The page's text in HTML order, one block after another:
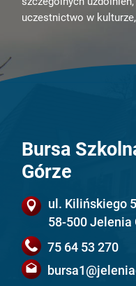
uczestnictwo w
Bursa
Górze
ul. Kilińskiego
58-500 Jelenia
75 64 53 270